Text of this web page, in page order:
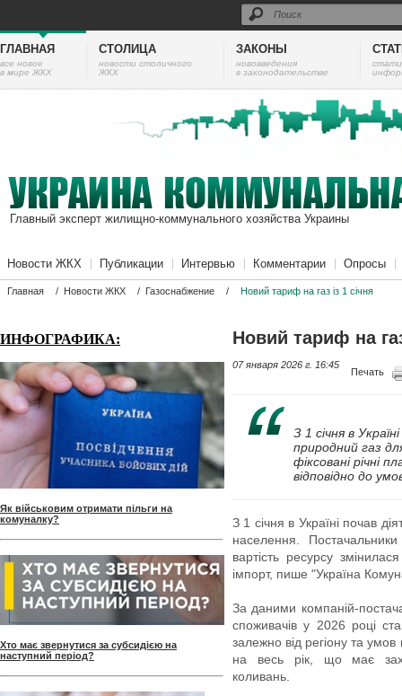
ГЛАВНАЯ
все новое
в мире ЖКХ
СТОЛИЦА
новости столичного
ЖКХ
ЗАКОНЫ
нововведения
в законодательстве
Главный эксперт жилищно-коммунального хозяйства Украины
Новости ЖКХ Публикации Интервью Комментарии Опросы
Главная / Новости ЖКХ / Газоснабжение / Новий тариф на газ із 1 січня
ИНФОГРАФИКА:
Як військовим отримати пільги на
комуналку?
Хто має звернутися за субсидією на
наступний період?
Новий тариф на
07 января 2026 г. 16:45
Печать
З 1 січня в
природний газ
фіксовані річні
відповідно до
З 1 січня в Україні почав
населення.
вартість ресурсу
імпорт, пише "Україна
За даними компаній-
споживачів у 2026 році
залежно від регіону та
на весь рік, що має
коливань.